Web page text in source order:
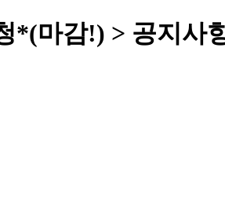
*(마감!) > 공지사